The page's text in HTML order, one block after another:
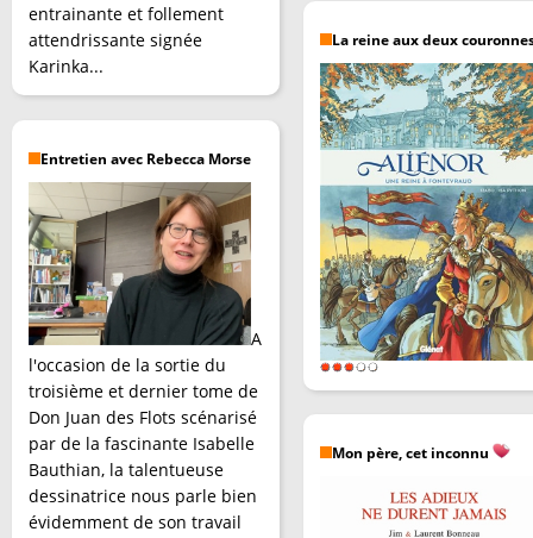
entrainante et follement
attendrissante signée
Karinka...
Entretien avec Rebecca Morse
A
l'occasion de la sortie du
troisième et dernier tome de
Don Juan des Flots scénarisé
par de la fascinante Isabelle
Bauthian, la talentueuse
dessinatrice nous parle bien
évidemment de son travail
La reine aux deux
Mon père, cet inconnu